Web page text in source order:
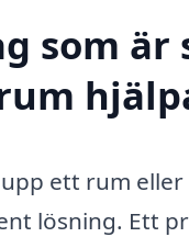
som är
ett rum
lösning. Ett